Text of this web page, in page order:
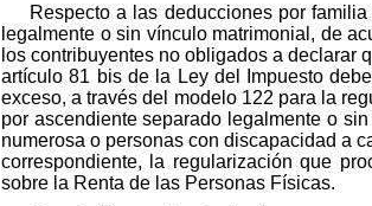
Respecto a las deducciones por
legalmente o sin vínculo matrimonial, de
los contribuyentes no obligados a declarar
artículo 81 bis de la Ley del Impuesto
exceso, a través del modelo 122 para la
por ascendiente separado legalmente o
numerosa o personas con discapacidad a
correspondiente, la regularización que
sobre la Renta de las Personas Físicas.